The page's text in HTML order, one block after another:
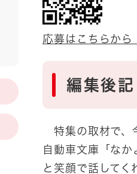
応募はこちらから
編集後記
特集の取材で、
自動車文庫「な
と笑顔で話してく